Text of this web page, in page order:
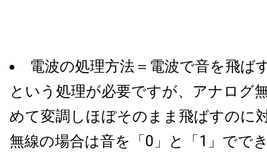
電波の処理方法＝電波で音を飛ば
という処理が必要ですが、アナログ
めて変調しほぼそのまま飛ばすのに
無線の場合は音を「0」と「1」でで